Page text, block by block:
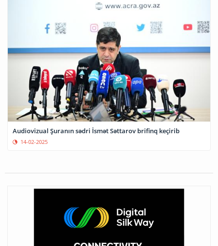
Audiovizual Şuranın sədri İsmət Səttarov brifinq keçirib
14-02-2025